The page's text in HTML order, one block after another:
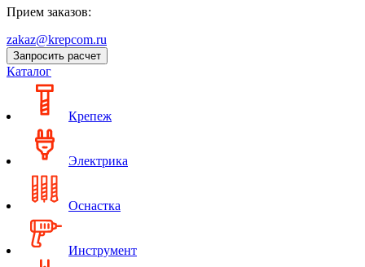
Прием заказов:
zakaz@krepcom.ru
Запросить расчет
Каталог
Крепеж
Электрика
Оснастка
Инструмент